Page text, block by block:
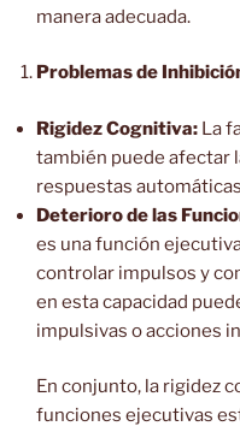
manera adecuada.
Problemas de
Rigidez Cognitiva: La
también puede afectar
respuestas
Deterioro de las
es una función
controlar impulsos y
en esta capacidad
impulsivas o acciones
En conjunto, la rigidez
funciones ejecutivas